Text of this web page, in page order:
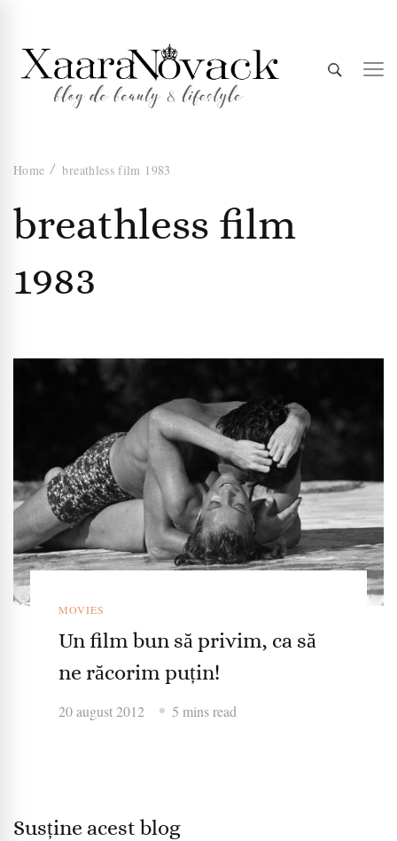
Xaara
Novack
Home breathless film 1983
breathless film
1983
MOVIES
Un film bun să privim, ca să
ne răcorim puțin!
20 august 2012 5 mins read
Susține acest blog